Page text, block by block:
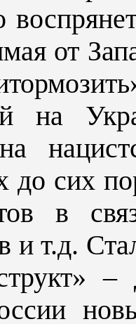
от
на
до сих
в
и т.д.
–